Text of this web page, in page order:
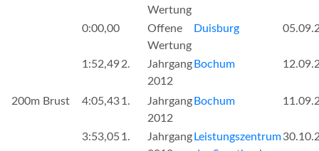
Wertung
0:00,00
Offene
Wertung
Duisburg
1:52,492.
Jahrgang
2012
Bochum
200m Brust 4:05,431.
Jahrgang
2012
Bochum
3:53,051.
Jahrgang Leistungszentrum